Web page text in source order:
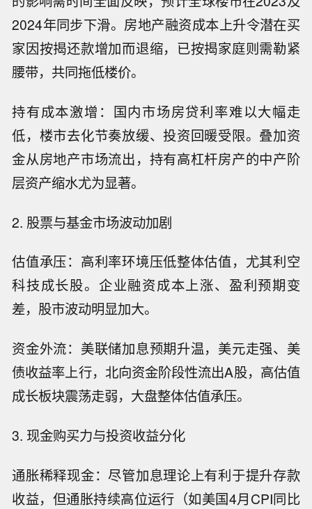
2024年同步下滑。房地产融资成本上升令潜在买
家因按揭还款增加而退缩，已按揭家庭则需勒紧
腰带，共同拖低楼价。
持有成本激增：国内市场房贷利率难以大幅走
低，楼市去化节奏放缓、投资回暖受限。叠加资
金从房地产市场流出，持有高杠杆房产的中产阶
层资产缩水尤为显著。
2. 股票与基金市场波动加剧
估值承压：高利率环境压低整体估值，尤其利空
科技成长股。企业融资成本上涨、盈利预期变
差，股市波动明显加大。
资金外流：美联储加息预期升温，美元走强、美
债收益率上行，北向资金阶段性流出A股，高估值
成长板块震荡走弱，大盘整体估值承压。
3. 现金购买力与投资收益分化
通胀稀释现金：尽管加息理论上有利于提升存款
收益，但通胀持续高位运行（如美国4月CPI同比